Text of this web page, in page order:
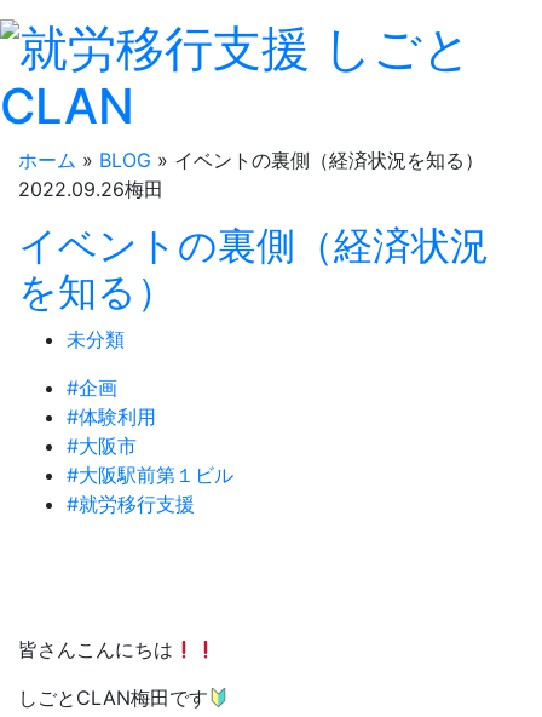
ホーム » BLOG » イベントの裏側（経済状況を知る）
2022.09.26梅田
イベントの裏側（経済状況
を知る）
未分類
#企画
#体験利用
#大阪市
#大阪駅前第１ビル
#就労移行支援
皆さんこんにちは
しごとCLAN梅田です